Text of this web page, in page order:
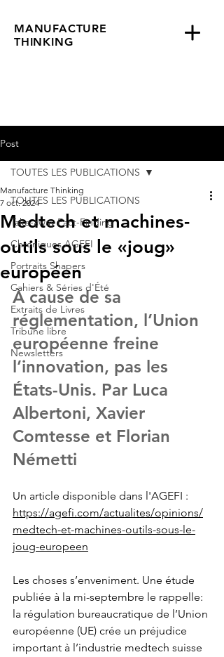
MANUFACTURE
THINKING
Post
TOUTES LES PUBLICATIONS
Take-away Fact-Finding
Chroniques AGEFI
Portraits Shapers
Cahiers & Séries d'Été
Extraits de Livres
Tribune libre
Newsletters
TOUTES LES PUBLICATIONS
Medtech et machines-
outils sous le «joug»
européen
Manufacture Thinking
7 oct. 2024
À cause de sa
réglementation, l’Union
européenne freine
l’innovation, pas les
États-Unis. Par Luca
Albertoni, Xavier
Comtesse et Florian
Németti
Un article disponible dans l'AGEFI :
https://agefi.com/actualites/opinions/
medtech-et-machines-outils-sous-le-
joug-europeen
Les choses s’enveniment. Une étude
publiée à la mi-septembre le rappelle:
la régulation bureaucratique de l’Union
européenne (UE) crée un préjudice
important à l’industrie medtech suisse